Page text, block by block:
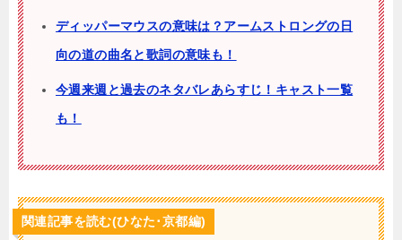
ディッパーマウスの意味は？アームストロングの日
向の道の曲名と歌詞の意味も！
今週来週と過去のネタバレあらすじ！キャスト一覧
も！
関連記事を読む(ひなた･京都編)